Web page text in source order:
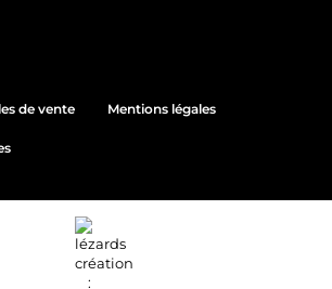
de vente Mentions légales